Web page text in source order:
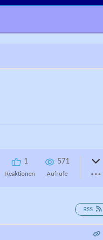
1
Reaktionen
571
Aufrufe
RSS